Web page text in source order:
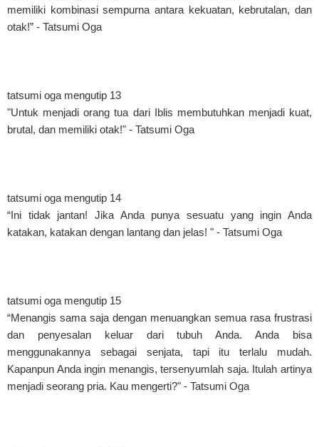
memiliki kombinasi sempurna antara kekuatan, kebrutalan, dan
otak!” - Tatsumi Oga
tatsumi oga mengutip 13
"Untuk menjadi orang tua dari Iblis membutuhkan menjadi kuat,
brutal, dan memiliki otak!" - Tatsumi Oga
tatsumi oga mengutip 14
“Ini tidak jantan! Jika Anda punya sesuatu yang ingin Anda
katakan, katakan dengan lantang dan jelas! " - Tatsumi Oga
tatsumi oga mengutip 15
“Menangis sama saja dengan menuangkan semua rasa frustrasi
dan penyesalan keluar dari tubuh Anda. Anda bisa
menggunakannya sebagai senjata, tapi itu terlalu mudah.
Kapanpun Anda ingin menangis, tersenyumlah saja. Itulah artinya
menjadi seorang pria. Kau mengerti?" - Tatsumi Oga